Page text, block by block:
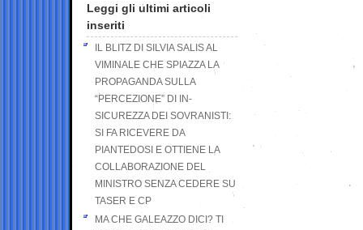
Leggi gli ultimi articoli
inseriti
IL BLITZ DI SILVIA SALIS AL
VIMINALE CHE SPIAZZA LA
PROPAGANDA SULLA
“PERCEZIONE” DI IN-
SICUREZZA DEI SOVRANISTI:
SI FA RICEVERE DA
PIANTEDOSI E OTTIENE LA
COLLABORAZIONE DEL
MINISTRO SENZA CEDERE SU
TASER E CP
MA CHE GALEAZZO DICI? TI